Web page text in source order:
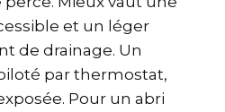
et un léger
de drainage. Un
par thermostat,
Pour un abri